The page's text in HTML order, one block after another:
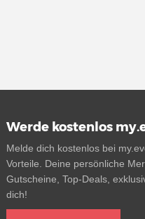
Werde kostenlos
Melde dich kostenlos bei
Vorteile. Deine persönliche
Gutscheine, Top-Deals,
dich!